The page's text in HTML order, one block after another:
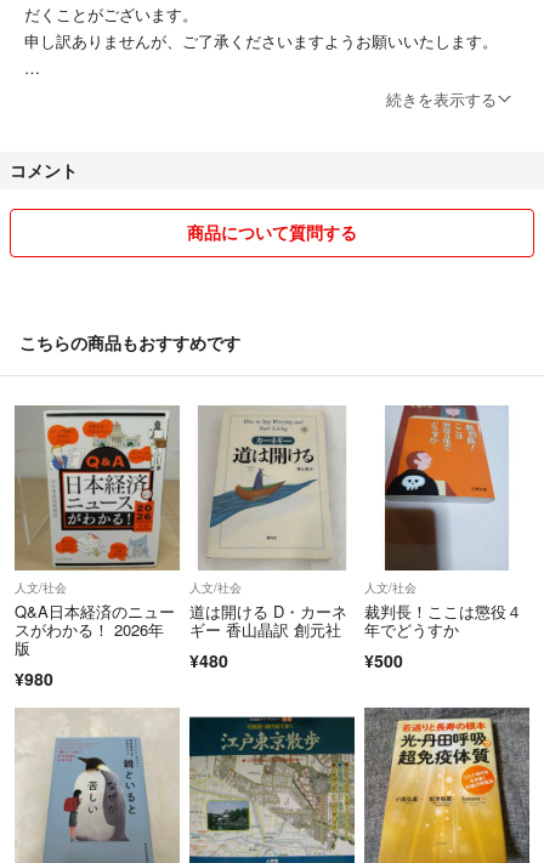
だくことがございます。
申し訳ありませんが、ご了承くださいますようお願いいたします。
続きを表示する
コメント
商品について質問する
こちらの商品もおすすめです
人文/社会
Q&A日本経済のニュー
スがわかる！ 2026年
版
¥980
人文/社会
道は開ける D・カーネ
ギー 香山晶訳 創元社
¥480
人文/社会
裁判長！ここは懲役４
年でどうすか
¥500